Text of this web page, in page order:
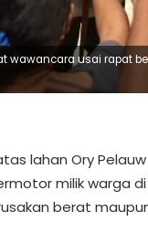
wawancara usai rapat
lahan Ory
milik warga
berat